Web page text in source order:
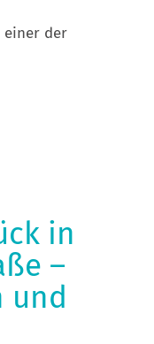
einer der
in
–
und